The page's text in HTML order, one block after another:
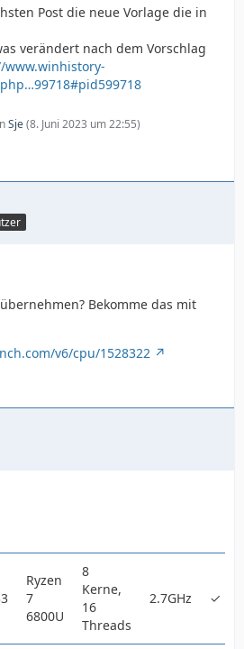
Post die neue Vorlage die in
verändert nach dem Vorschlag
www.winhistory-
Sje(8. Juni 2023 um 22:55)
Bekomme das mit
v6/cpu/1528322
Ryzen
7
6800U
8
Kerne,
16
Threads
2.7GHz ✓